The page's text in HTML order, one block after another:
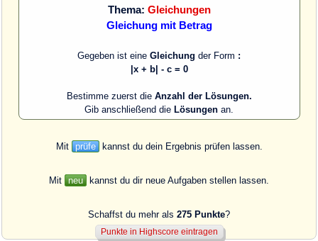
Thema: Gleichungen
Gleichung mit Betrag
Gegeben ist eine Gleichung der Form :
|x + b| - c = 0
Bestimme zuerst die Anzahl der Lösungen.
Gib anschließend die Lösungen an.
Mit prüfe kannst du dein Ergebnis prüfen lassen.
Mit neu kannst du dir neue Aufgaben stellen lassen.
Schaffst du mehr als 275 Punkte?